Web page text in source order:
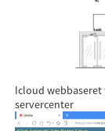
Icloud
servercenter